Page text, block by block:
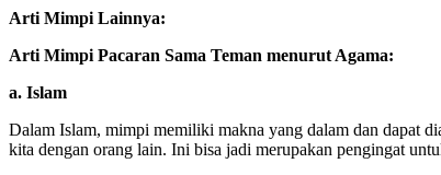
Arti Mimpi Lainnya:
Arti Mimpi Pacaran Sama Teman menurut Agama:
a. Islam
Dalam Islam, mimpi memiliki makna yang dalam dan dapat
kita dengan orang lain. Ini bisa jadi merupakan pengingat